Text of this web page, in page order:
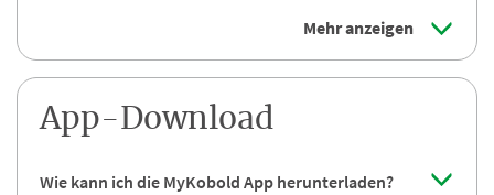
Mehr anzeigen
App-Download
Wie kann ich die MyKobold App herunterladen?